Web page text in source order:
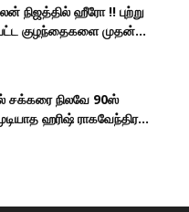
நிஜத்தில் ஹீரோ !! புற்று
குழந்தைகளை முதன்...
சக்கரை நிலவே 90ஸ்
ஹரிஷ் ராகவேந்திர...